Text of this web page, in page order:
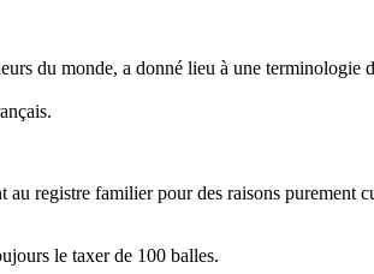
du monde, a donné lieu à une terminologie
registre familier pour des raisons
le taxer de 100 balles.